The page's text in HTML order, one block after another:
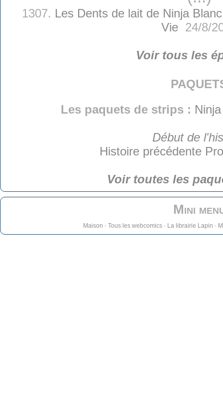
1307. Les Dents de lait de Ninja
Vie24/8/
Voir tous les
Les paquets de strips :
Début de
Histoire précédente
Voir toutes les
Mini
Maison - Tous les webcomics- La librairie Lapin -